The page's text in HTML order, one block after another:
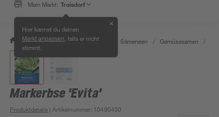
Mein Markt: Troisdorf
Hier kannst du deinen
Markt anpassen , falls er nicht
stimmt.
✕
/ Garten & Freizeit / Pflanzen Sämereien / Gemüsesamen /
Markerbse 'Evita'
Produktdetails | Artikelnummer: 10490430